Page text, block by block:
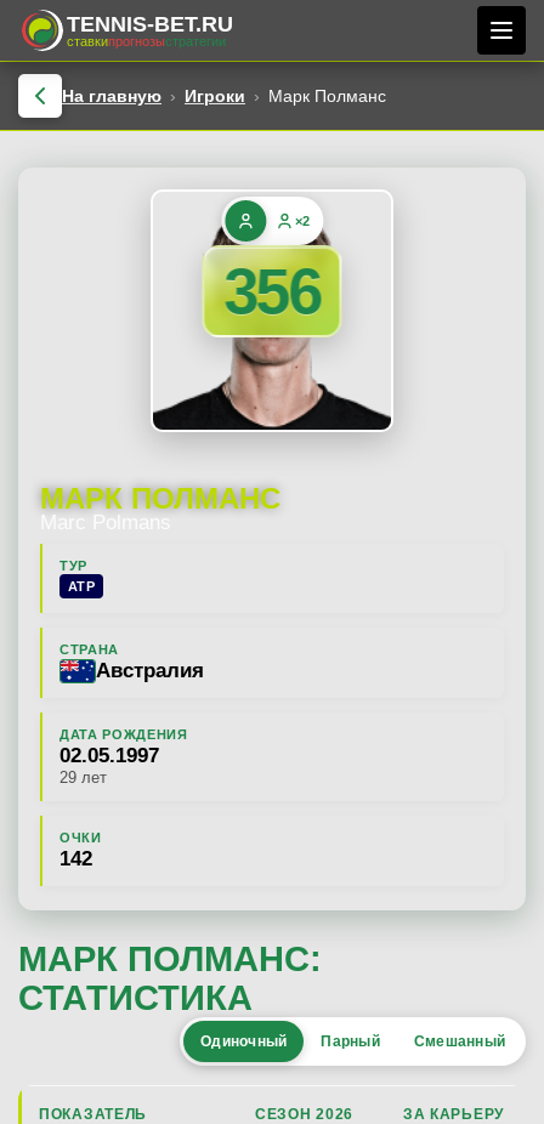
TENNIS-BET.RU
ставкипрогнозыстратегии
На главную Игроки Марк Полманс
МАРК ПОЛМАНС
Marc Polmans
ТУР
ATP
СТРАНА
Австралия
ДАТА РОЖДЕНИЯ
02.05.1997
29 лет
ОЧКИ
142
×2
356
МАРК ПОЛМАНС:
СТАТИСТИКА
Одиночный Парный Смешанный
ПОКАЗАТЕЛЬ СЕЗОН 2026 ЗА КАРЬЕРУ